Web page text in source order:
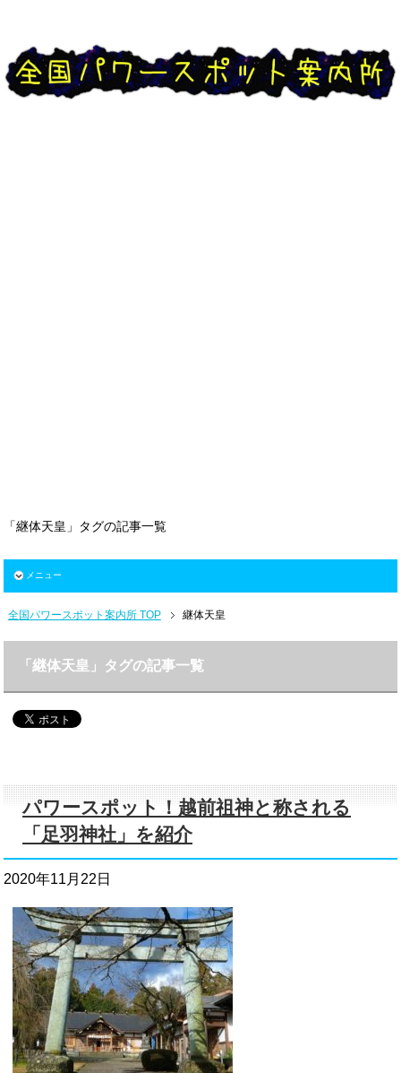
「継体天皇」タグの記事一覧
メニュー
全国パワースポット案内所 TOP 継体天皇
「継体天皇」タグの記事一覧
パワースポット！越前祖神と称される
「足羽神社」を紹介
2020年11月22日